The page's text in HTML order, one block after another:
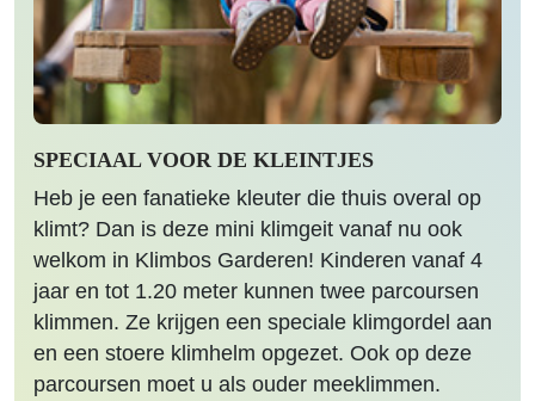
SPECIAAL VOOR DE KLEINTJES
Heb je een fanatieke kleuter die thuis overal op
klimt? Dan is deze mini klimgeit vanaf nu ook
welkom in Klimbos Garderen! Kinderen vanaf 4
jaar en tot 1.20 meter kunnen twee parcoursen
klimmen. Ze krijgen een speciale klimgordel aan
en een stoere klimhelm opgezet. Ook op deze
parcoursen moet u als ouder meeklimmen.